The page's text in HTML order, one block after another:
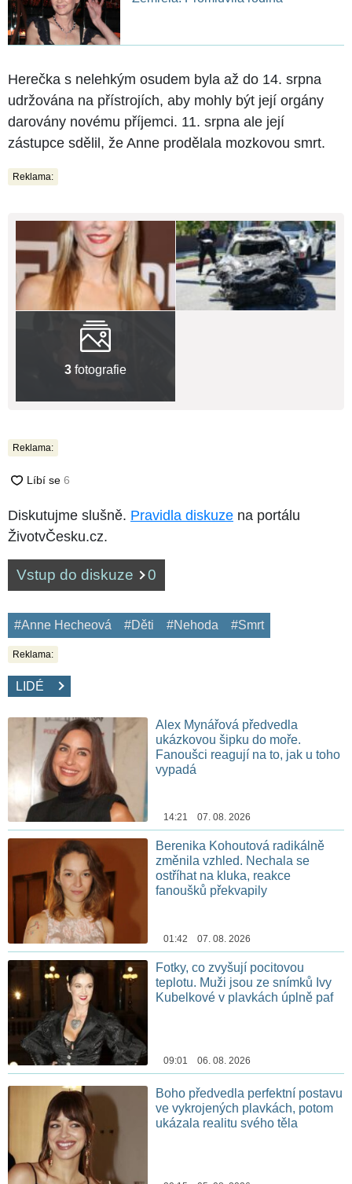
Herečka s nelehkým osudem byla až do 14. srpna
udržována na přístrojích, aby mohly být její orgány
darovány novému příjemci. 11. srpna ale její
zástupce sdělil, že Anne prodělala mozkovou smrt.
Reklama:
3 fotografie
Reklama:
Diskutujme slušně. Pravidla diskuze na portálu
ŽivotvČesku.cz.
Vstup do diskuze 0
#Anne Hecheová #Děti #Nehoda #Smrt
Reklama:
LIDÉ
Alex Mynářová předvedla
ukázkovou šipku do moře.
Fanoušci reagují na to, jak u toho
vypadá
14:21 07. 08. 2026
Berenika Kohoutová radikálně
změnila vzhled. Nechala se
ostříhat na kluka, reakce
fanoušků překvapily
01:42 07. 08. 2026
Fotky, co zvyšují pocitovou
teplotu. Muži jsou ze snímků Ivy
Kubelkové v plavkách úplně paf
09:01 06. 08. 2026
Boho předvedla perfektní postavu
ve vykrojených plavkách, potom
ukázala realitu svého těla